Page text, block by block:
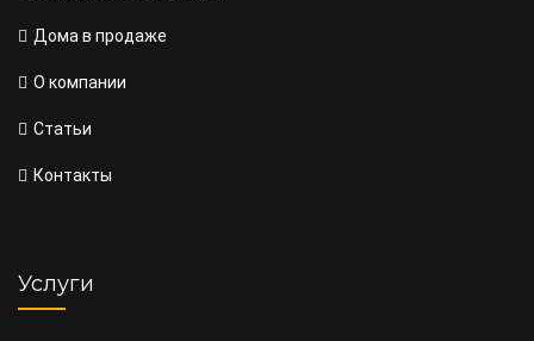
Дома в продаже
О компании
Статьи
Контакты
Услуги